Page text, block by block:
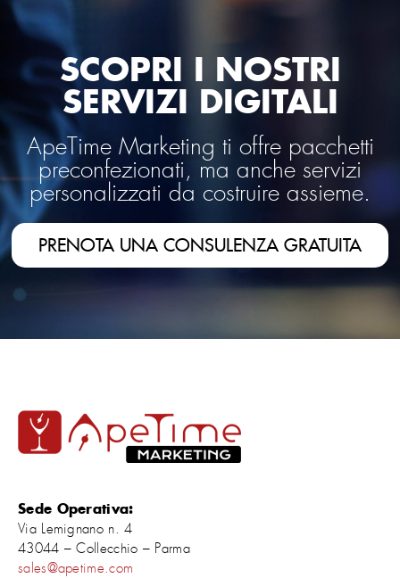
SCOPRI I NOSTRI
SERVIZI DIGITALI
ApeTime Marketing ti offre pacchetti
preconfezionati, ma anche servizi
personalizzati da costruire assieme.
PRENOTA UNA CONSULENZA GRATUITA
Sede Operativa:
Via Lemignano n. 4
43044 – Collecchio – Parma
sales@apetime.com